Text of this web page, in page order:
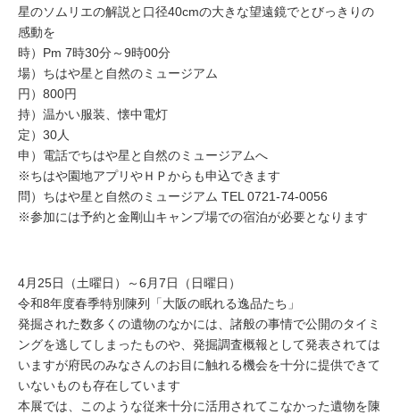
星のソムリエの解説と口径40cmの大きな望遠鏡でとびっきりの
感動を
時）Pm 7時30分～9時00分
場）ちはや星と自然のミュージアム
円）800円
持）温かい服装、懐中電灯
定）30人
申）電話でちはや星と自然のミュージアムへ
※ちはや園地アプリやＨＰからも申込できます
問）ちはや星と自然のミュージアム TEL 0721-74-0056
※参加には予約と金剛山キャンプ場での宿泊が必要となります
4月25日（土曜日）～6月7日（日曜日）
令和8年度春季特別陳列「大阪の眠れる逸品たち」
発掘された数多くの遺物のなかには、諸般の事情で公開のタイミ
ングを逃してしまったものや、発掘調査概報として発表されては
いますが府民のみなさんのお目に触れる機会を十分に提供できて
いないものも存在しています
本展では、このような従来十分に活用されてこなかった遺物を陳